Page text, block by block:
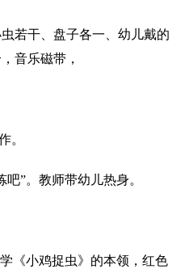
干、盘子各一、幼儿戴的
音乐磁带，
。
”。教师带幼儿热身。
小鸡捉虫》的本领，红色